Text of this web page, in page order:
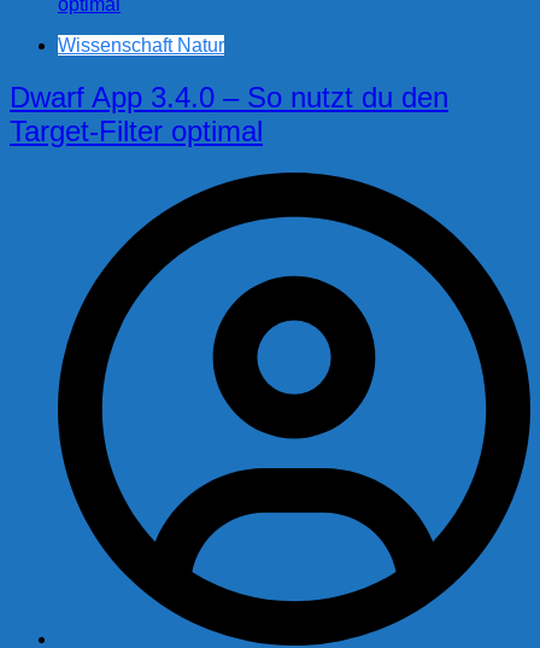
Wissenschaft Natur
Dwarf App 3.4.0 – So nutzt du den
Target-Filter optimal